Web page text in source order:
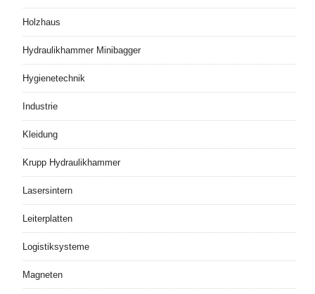
Holzhaus
Hydraulikhammer Minibagger
Hygienetechnik
Industrie
Kleidung
Krupp Hydraulikhammer
Lasersintern
Leiterplatten
Logistiksysteme
Magneten